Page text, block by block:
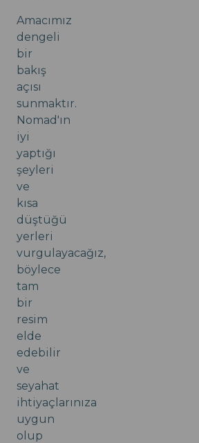
Amacımız
dengeli
bir
bakış
açısı
sunmaktır.
Nomad'ın
iyi
yaptığı
şeyleri
ve
kısa
düştüğü
yerleri
vurgulayacağız,
böylece
tam
bir
resim
elde
edebilir
ve
seyahat
ihtiyaçlarınıza
uygun
olup